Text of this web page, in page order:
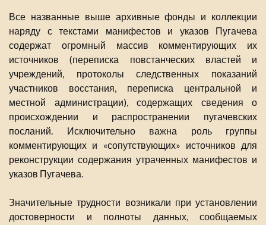
Все названные выше архивные фонды и коллекции
наряду с текстами манифестов и указов Пугачева
содержат огромный массив комментирующих их
источников (переписка повстанческих властей и
учреждений, протоколы следственных показаний
участников восстания, переписка центральной и
местной администрации), содержащих сведения о
происхождении и распространении пугачевских
посланий. Исключительно важна роль группы
комментирующих и «сопутствующих» источников для
реконструкции содержания утраченных манифестов и
указов Пугачева.
Значительные трудности возникали при установлении
достоверности и полноты данных, сообщаемых